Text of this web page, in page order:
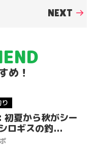
NEXT
め！
初夏から秋がシー
ロギスの釣...